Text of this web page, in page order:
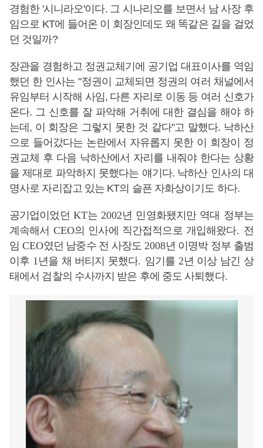
경험한 '시니라오'이다. 그 시나리오를 보면서 남 사장 후
임으로 KT에 들어온 이 회장인데도 왜 똑같은 길을 걸었
던 것일까?
장관을 경험하고 정권교체기에 공기업 대표이사를 역임
했던 한 인사는 "정권이 교체되면 정권의 여러 채널에서
유임부터 시작해 사임, 다른 자리로 이동 등 여러 신호가
온다. 그 신호를 잘 파악해 거취에 대한 결심을 해야 하
는데, 이 회장은 그렇지 못한 것 같다"고 말했다. 낙하산
으로 들어갔다는 논란에서 자유롭지 못한 이 회장이 정
권교체 후 다음 낙하산에서 자리를 내줘야 한다는 상황
을 제대로 파악하지 못했다는 얘기다. 낙하산 인사의 대
명사로 자리잡고 있는 KT의 슬픈 자화상이기도 하다.
공기업이었던 KT는2002년 민영화됐지만 역대 정부는
계속해서 CEO의 인사에 직간접적으로 개입해왔다. 전
임 CEO였던 남중수 전 사장도 2008년 이명박 정부 출범
이후 1년을 채 버티지 못했다. 임기를 2년 이상 남긴 상
태에서 검찰의 수사까지 받은 후에 중도 사퇴했다.